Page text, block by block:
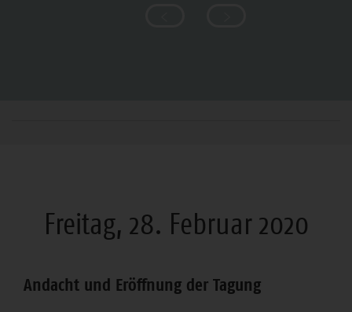
Freitag, 28. Februar 2020
Andacht und Eröffnung der Tagung